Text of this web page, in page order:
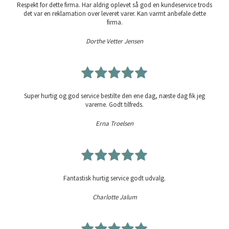
Respekt for dette firma. Har aldrig oplevet så god en kundeservice trods
det var en reklamation over leveret varer. Kan varmt anbefale dette
firma.
Dorthe Vetter Jensen
Super hurtig og god service bestilte den ene dag, næste dag fik jeg
varerne. Godt tilfreds.
Erna Troelsen
Fantastisk hurtig service godt udvalg.
Charlotte Jalum